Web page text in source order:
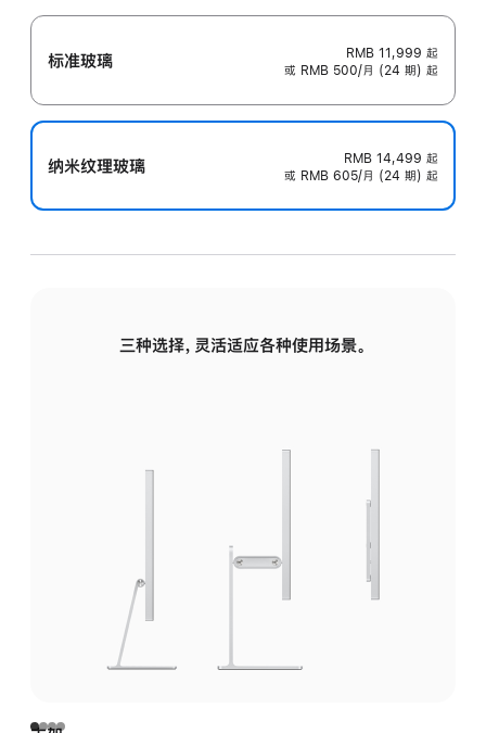
标准玻璃 RMB 11,999 起
或 RMB 500/月 (24 期) 起
纳米纹理玻璃 RMB 14,499 起
或 RMB 605/月 (24 期) 起
三种选择，灵活适应各种使用场景。